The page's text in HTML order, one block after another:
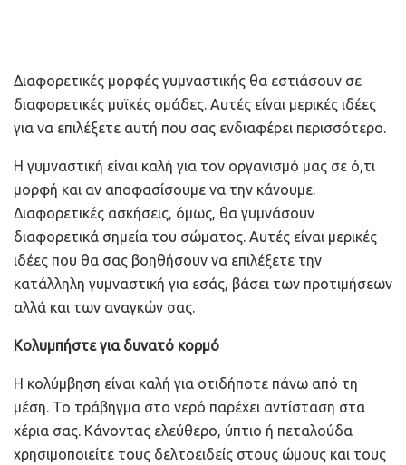
Διαφορετικές μορφές γυμναστικής θα εστιάσουν σε
διαφορετικές μυϊκές ομάδες. Αυτές είναι μερικές ιδέες
για να επιλέξετε αυτή που σας ενδιαφέρει περισσότερο.
Η γυμναστική είναι καλή για τον οργανισμό μας σε ό,τι
μορφή και αν αποφασίσουμε να την κάνουμε.
Διαφορετικές ασκήσεις, όμως, θα γυμνάσουν
διαφορετικά σημεία του σώματος. Αυτές είναι μερικές
ιδέες που θα σας βοηθήσουν να επιλέξετε την
κατάλληλη γυμναστική για εσάς, βάσει των προτιμήσεων
αλλά και των αναγκών σας.
Κολυμπήστε για δυνατό κορμό
Η κολύμβηση είναι καλή για οτιδήποτε πάνω από τη
μέση. Το τράβηγμα στο νερό παρέχει αντίσταση στα
χέρια σας. Κάνοντας ελεύθερο, ύπτιο ή πεταλούδα
χρησιμοποιείτε τους δελτοειδείς στους ώμους και τους